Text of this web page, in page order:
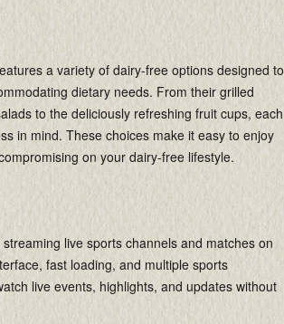
a variety of dairy-free options designed to
dietary needs. From their grilled
to the deliciously refreshing fruit cups, each
in mind. These choices make it easy to enjoy
on your dairy-free lifestyle.
live sports channels and matches on
fast loading, and multiple sports
live events, highlights, and updates without